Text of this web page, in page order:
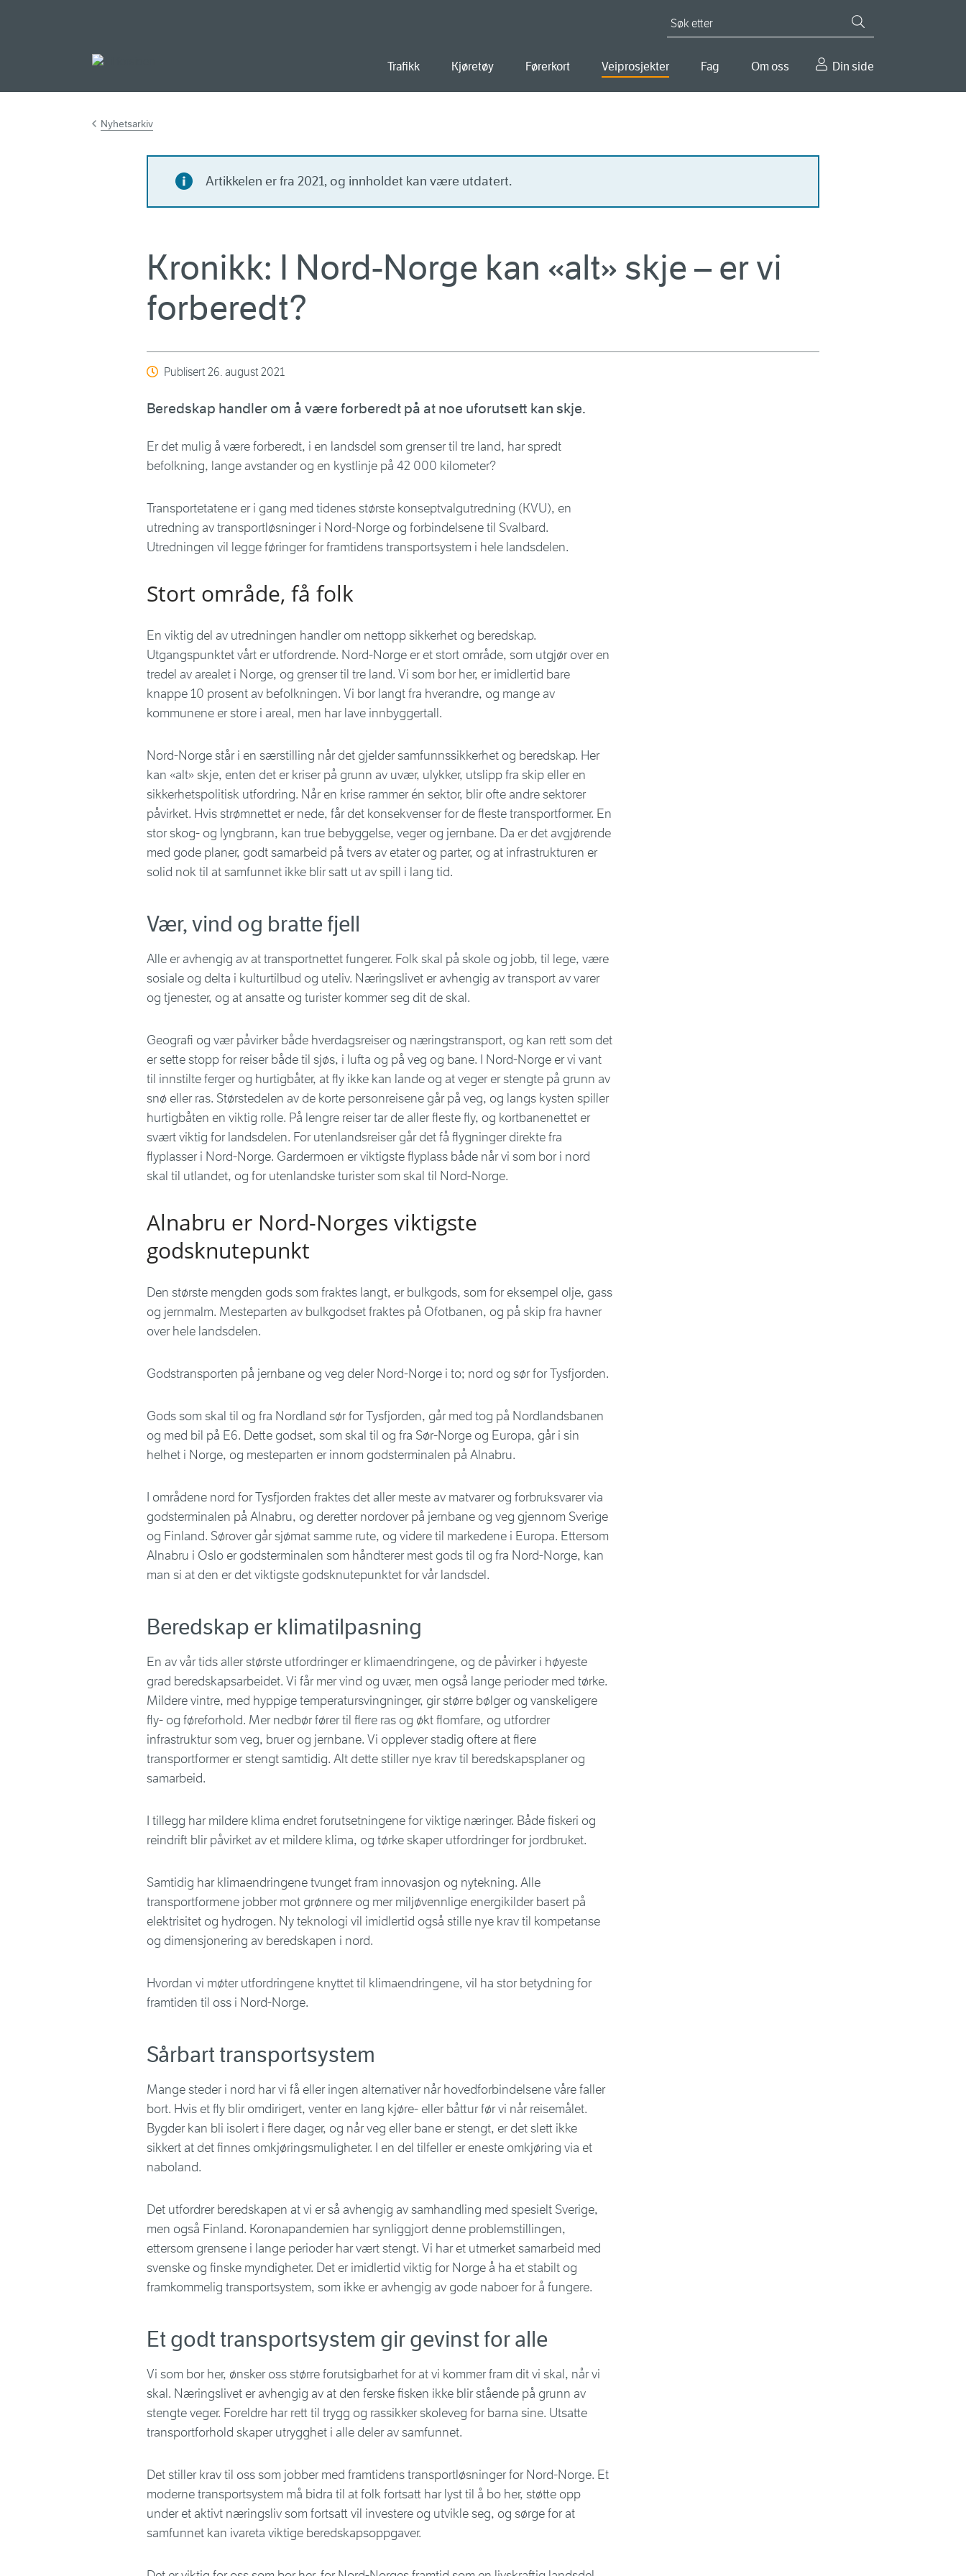
Trafikk Kjøretøy Førerkort Veiprosjekter Fag Om oss Din side
Nyhetsarkiv
Artikkelen er fra 2021, og innholdet kan være utdatert.
Kronikk: I Nord-Norge kan «alt» skje – er vi
forberedt?
Publisert26. august 2021
Beredskap handler om å være forberedt på at noe uforutsett kan skje.
Er det mulig å være forberedt, i en landsdel som grenser til tre land, har spredt
befolkning, lange avstander og en kystlinje på 42 000 kilometer?
Transportetatene er i gang med tidenes største konseptvalgutredning (KVU), en
utredning av transportløsninger i Nord-Norge og forbindelsene til Svalbard.
Utredningen vil legge føringer for framtidens transportsystem i hele landsdelen.
Stort område, få folk
En viktig del av utredningen handler om nettopp sikkerhet og beredskap.
Utgangspunktet vårt er utfordrende. Nord-Norge er et stort område, som utgjør over en
tredel av arealet i Norge, og grenser til tre land. Vi som bor her, er imidlertid bare
knappe 10 prosent av befolkningen. Vi bor langt fra hverandre, og mange av
kommunene er store i areal, men har lave innbyggertall.
Nord-Norge står i en særstilling når det gjelder samfunnssikkerhet og beredskap. Her
kan «alt» skje, enten det er kriser på grunn av uvær, ulykker, utslipp fra skip eller en
sikkerhetspolitisk utfordring. Når en krise rammer én sektor, blir ofte andre sektorer
påvirket. Hvis strømnettet er nede, får det konsekvenser for de fleste transportformer. En
stor skog- og lyngbrann, kan true bebyggelse, veger og jernbane. Da er det avgjørende
med gode planer, godt samarbeid på tvers av etater og parter, og at infrastrukturen er
solid nok til at samfunnet ikke blir satt ut av spill i lang tid.
Vær, vind og bratte fjell
Alle er avhengig av at transportnettet fungerer. Folk skal på skole og jobb, til lege, være
sosiale og delta i kulturtilbud og uteliv. Næringslivet er avhengig av transport av varer
og tjenester, og at ansatte og turister kommer seg dit de skal.
Geografi og vær påvirker både hverdagsreiser og næringstransport, og kan rett som det
er sette stopp for reiser både til sjøs, i lufta og på veg og bane. I Nord-Norge er vi vant
til innstilte ferger og hurtigbåter, at fly ikke kan lande og at veger er stengte på grunn av
snø eller ras. Størstedelen av de korte personreisene går på veg, og langs kysten spiller
hurtigbåten en viktig rolle. På lengre reiser tar de aller fleste fly, og kortbanenettet er
svært viktig for landsdelen. For utenlandsreiser går det få flygninger direkte fra
flyplasser i Nord-Norge. Gardermoen er viktigste flyplass både når vi som bor i nord
skal til utlandet, og for utenlandske turister som skal til Nord-Norge.
Alnabru er Nord-Norges viktigste
godsknutepunkt
Den største mengden gods som fraktes langt, er bulkgods, som for eksempel olje, gass
og jernmalm. Mesteparten av bulkgodset fraktes på Ofotbanen, og på skip fra havner
over hele landsdelen.
Godstransporten på jernbane og veg deler Nord-Norge i to; nord og sør for Tysfjorden.
Gods som skal til og fra Nordland sør for Tysfjorden, går med tog på Nordlandsbanen
og med bil på E6. Dette godset, som skal til og fra Sør-Norge og Europa, går i sin
helhet i Norge, og mesteparten er innom godsterminalen på Alnabru.
I områdene nord for Tysfjorden fraktes det aller meste av matvarer og forbruksvarer via
godsterminalen på Alnabru, og deretter nordover på jernbane og veg gjennom Sverige
og Finland. Sørover går sjømat samme rute, og videre til markedene i Europa. Ettersom
Alnabru i Oslo er godsterminalen som håndterer mest gods til og fra Nord-Norge, kan
man si at den er det viktigste godsknutepunktet for vår landsdel.
Beredskap er klimatilpasning
En av vår tids aller største utfordringer er klimaendringene, og de påvirker i høyeste
grad beredskapsarbeidet. Vi får mer vind og uvær, men også lange perioder med tørke.
Mildere vintre, med hyppige temperatursvingninger, gir større bølger og vanskeligere
fly- og føreforhold. Mer nedbør fører til flere ras og økt flomfare, og utfordrer
infrastruktur som veg, bruer og jernbane. Vi opplever stadig oftere at flere
transportformer er stengt samtidig. Alt dette stiller nye krav til beredskapsplaner og
samarbeid.
I tillegg har mildere klima endret forutsetningene for viktige næringer. Både fiskeri og
reindrift blir påvirket av et mildere klima, og tørke skaper utfordringer for jordbruket.
Samtidig har klimaendringene tvunget fram innovasjon og nytekning. Alle
transportformene jobber mot grønnere og mer miljøvennlige energikilder basert på
elektrisitet og hydrogen. Ny teknologi vil imidlertid også stille nye krav til kompetanse
og dimensjonering av beredskapen i nord.
Hvordan vi møter utfordringene knyttet til klimaendringene, vil ha stor betydning for
framtiden til oss i Nord-Norge.
Sårbart transportsystem
Mange steder i nord har vi få eller ingen alternativer når hovedforbindelsene våre faller
bort. Hvis et fly blir omdirigert, venter en lang kjøre- eller båttur før vi når reisemålet.
Bygder kan bli isolert i flere dager, og når veg eller bane er stengt, er det slett ikke
sikkert at det finnes omkjøringsmuligheter. I en del tilfeller er eneste omkjøring via et
naboland.
Det utfordrer beredskapen at vi er så avhengig av samhandling med spesielt Sverige,
men også Finland. Koronapandemien har synliggjort denne problemstillingen,
ettersom grensene i lange perioder har vært stengt. Vi har et utmerket samarbeid med
svenske og finske myndigheter. Det er imidlertid viktig for Norge å ha et stabilt og
framkommelig transportsystem, som ikke er avhengig av gode naboer for å fungere.
Et godt transportsystem gir gevinst for alle
Vi som bor her, ønsker oss større forutsigbarhet for at vi kommer fram dit vi skal, når vi
skal. Næringslivet er avhengig av at den ferske fisken ikke blir stående på grunn av
stengte veger. Foreldre har rett til trygg og rassikker skoleveg for barna sine. Utsatte
transportforhold skaper utrygghet i alle deler av samfunnet.
Det stiller krav til oss som jobber med framtidens transportløsninger for Nord-Norge. Et
moderne transportsystem må bidra til at folk fortsatt har lyst til å bo her, støtte opp
under et aktivt næringsliv som fortsatt vil investere og utvikle seg, og sørge for at
samfunnet kan ivareta viktige beredskapsoppgaver.